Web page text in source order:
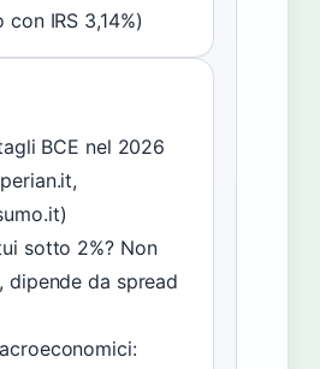
IRS 3,14%)
BCE nel 2026
sotto 2%? Non
dipende da spread